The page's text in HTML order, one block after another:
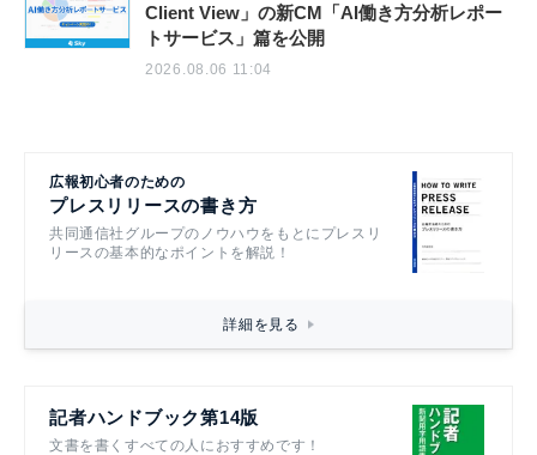
Client View」の新CM「AI働き方分析レポー
トサービス」篇を公開
2026.08.06 11:04
広報初心者のための
プレスリリースの書き方
共同通信社グループのノウハウをもとにプレスリ
リースの基本的なポイントを解説！
詳細を見る
記者ハンドブック第14版
文書を書くすべての人におすすめです！